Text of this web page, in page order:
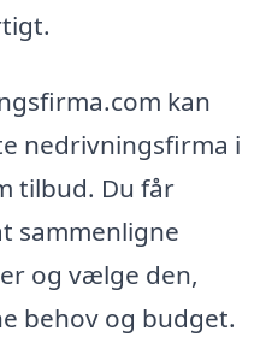
kan
nedrivningsfirma i
tilbud. Du får
sammenligne
og vælge den,
behov og budget.